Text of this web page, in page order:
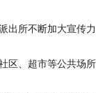
出所不断加大宣传
区、超市等公共场所